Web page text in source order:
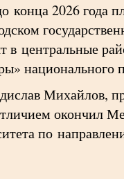
2026 года
в центральные
Михайлов,
окончил
по